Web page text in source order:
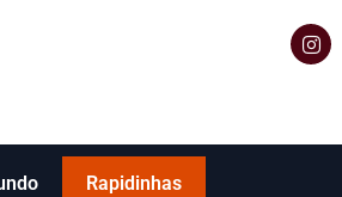
Rapidinhas